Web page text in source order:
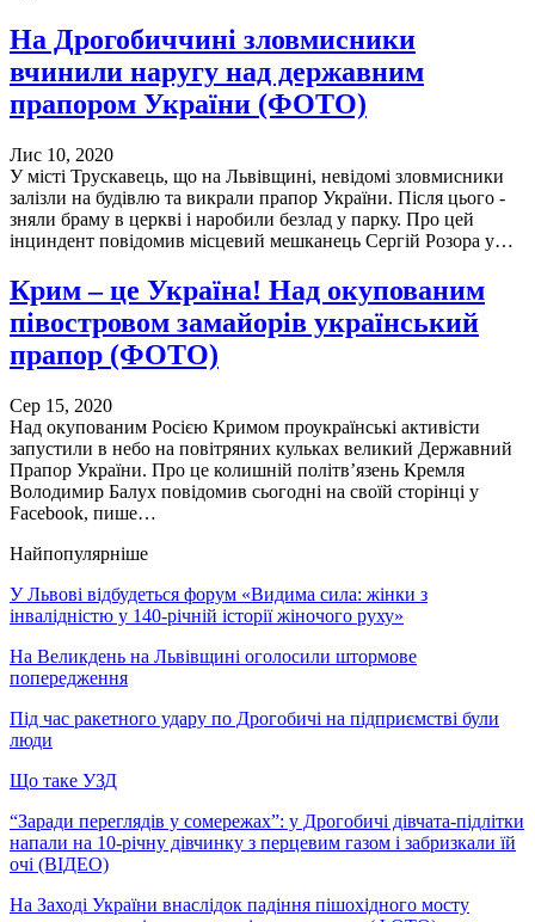
На Дрогобиччині зловмисники
вчинили наругу над державним
прапором України (ФОТО)
Лис 10, 2020
У місті Трускавець, що на Львівщині, невідомі зловмисники
залізли на будівлю та викрали прапор України. Після цього -
зняли браму в церкві і наробили безлад у парку. Про цей
інциндент повідомив місцевий мешканець Сергій Розора у…
Крим – це Україна! Над окупованим
півостровом замайорів український
прапор (ФОТО)
Сер 15, 2020
Над окупованим Росією Кримом проукраїнські активісти
запустили в небо на повітряних кульках великий Державний
Прапор України. Про це колишній політв’язень Кремля
Володимир Балух повідомив сьогодні на своїй сторінці у
Facebook, пише…
Найпопулярніше
У Львові відбудеться форум «Видима сила: жінки з
інвалідністю у 140-річній історії жіночого руху»
На Великдень на Львівщині оголосили штормове
попередження
Під час ракетного удару по Дрогобичі на підприємстві були
люди
Що таке УЗД
“Заради переглядів у сомережах”: у Дрогобичі дівчата-підлітки
напали на 10-річну дівчинку з перцевим газом і забризкали їй
очі (ВІДЕО)
На Заході України внаслідок падіння пішохідного мосту